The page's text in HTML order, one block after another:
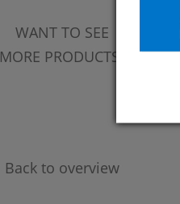
WANT TO SEE
MORE PRODUCTS?
Back to overview